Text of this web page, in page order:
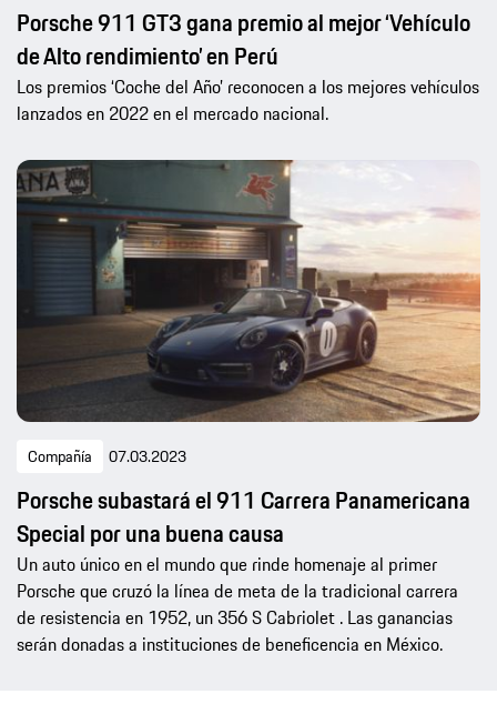
Porsche 911 GT3 gana premio al mejor ‘Vehículo
de Alto rendimiento’ en Perú
Los premios ‘Coche del Año’ reconocen a los mejores vehículos
lanzados en 2022 en el mercado nacional.
Compañía 07.03.2023
Porsche subastará el 911 Carrera Panamericana
Special por una buena causa
Un auto único en el mundo que rinde homenaje al primer
Porsche que cruzó la línea de meta de la tradicional carrera
de resistencia en 1952, un 356 S Cabriolet . Las ganancias
serán donadas a instituciones de beneficencia en México.